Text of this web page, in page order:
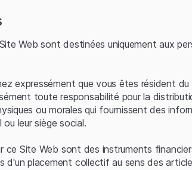
Web sont destinées uniquement aux
expressément que vous êtes résident
toute responsabilité pour la
ou morales qui fournissent des
leur siège social.
ce Site Web sont des instruments
d'un placement collectif au sens des